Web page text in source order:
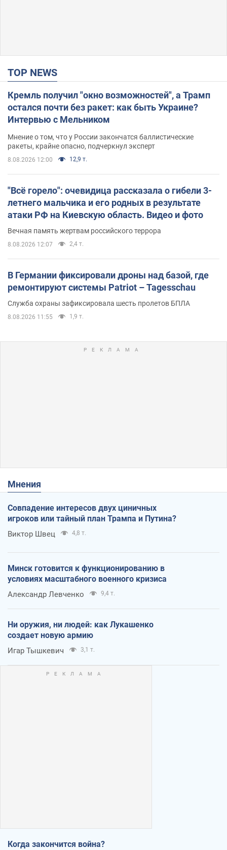
TOP NEWS
Кремль получил "окно возможностей", а Трамп
остался почти без ракет: как быть Украине?
Интервью с Мельником
Мнение о том, что у России закончатся баллистические
ракеты, крайне опасно, подчеркнул эксперт
8.08.2026 12:00 12,9 т.
"Всё горело": очевидица рассказала о гибели 3-
летнего мальчика и его родных в результате
атаки РФ на Киевскую область. Видео и фото
Вечная память жертвам российского террора
8.08.2026 12:07 2,4 т.
В Германии фиксировали дроны над базой, где
ремонтируют системы Patriot – Tagesschau
Служба охраны зафиксировала шесть пролетов БПЛА
8.08.2026 11:55 1,9 т.
Мнения
Совпадение интересов двух циничных
игроков или тайный план Трампа и Путина?
Виктор Швец 4,8 т.
Минск готовится к функционированию в
условиях масштабного военного кризиса
Александр Левченко 9,4 т.
Ни оружия, ни людей: как Лукашенко
создает новую армию
Игар Тышкевич 3,1 т.
Когда закончится война?